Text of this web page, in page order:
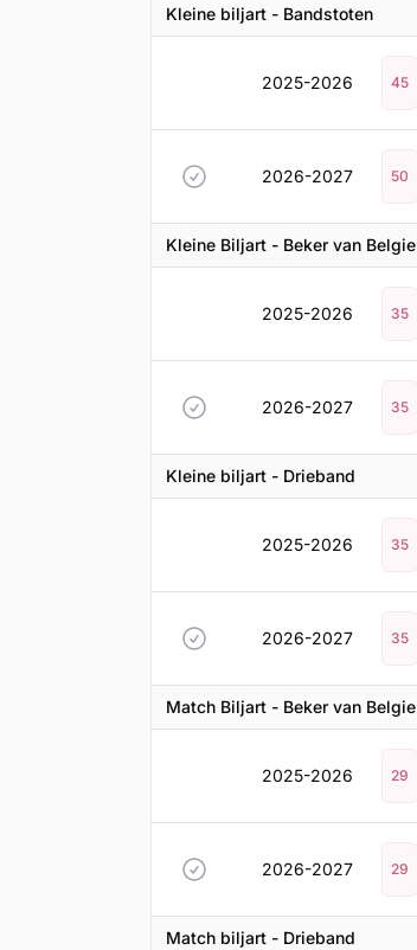
Kleine biljart - Bandstoten
2025-2026 45
2026-2027 50
Kleine Biljart - Beker van Belgie
2025-2026 35
2026-2027 35
Kleine biljart - Drieband
2025-2026 35
2026-2027 35
Match Biljart - Beker van Belgie
2025-2026 29
2026-2027 29
Match biljart - Drieband